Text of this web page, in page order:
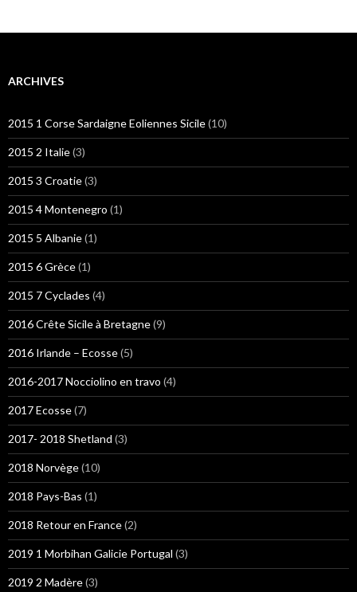
ARCHIVES
2015 1 Corse Sardaigne Eoliennes Sicile(10)
2015 2 Italie(3)
2015 3 Croatie(3)
2015 4 Montenegro (1)
2015 5 Albanie(1)
2015 6 Grèce(1)
2015 7 Cyclades (4)
2016 Crête Sicile à Bretagne(9)
2016 Irlande – Ecosse(5)
2016-2017 Nocciolino en travo (4)
2017 Ecosse(7)
2017- 2018 Shetland (3)
2018 Norvège(10)
2018 Pays-Bas (1)
2018 Retour en France(2)
2019 1 Morbihan Galicie Portugal (3)
2019 2 Madère(3)